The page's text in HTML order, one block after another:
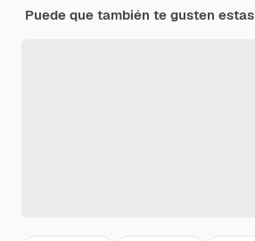
Puede que también te gusten